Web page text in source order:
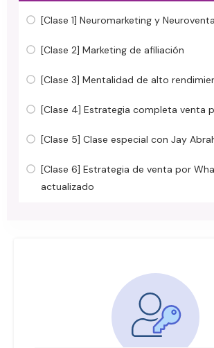
[Clase 1] Neuromarketing y
[Clase 2] Marketing de afiliación
[Clase 3] Mentalidad de alto
[Clase 4] Estrategia completa venta
[Clase 5] Clase especial con Jay
[Clase 6] Estrategia de venta por
actualizado